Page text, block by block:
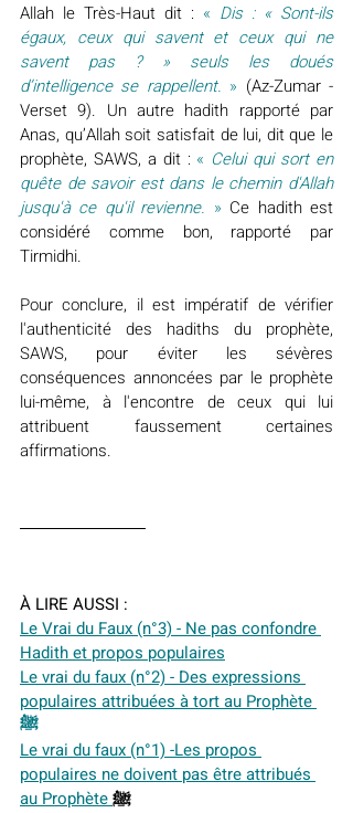
Allah le Très-Haut dit : « Dis : « Sont-ils
égaux, ceux qui savent et ceux qui ne
savent pas ? » seuls les doués
d’intelligence se rappellent. » (Az-Zumar -
Verset 9). Un autre hadith rapporté par
Anas, qu’Allah soit satisfait de lui, dit que le
prophète, SAWS, a dit : « Celui qui sort en
quête de savoir est dans le chemin d'Allah
jusqu'à ce qu'il revienne. » Ce hadith est
considéré comme bon, rapporté par
Tirmidhi.
Pour conclure, il est impératif de vérifier
l'authenticité des hadiths du prophète,
SAWS, pour éviter les sévères
conséquences annoncées par le prophète
lui-même, à l'encontre de ceux qui lui
attribuent faussement certaines
affirmations.
À LIRE AUSSI :
Le Vrai du Faux (n°3) - Ne pas confondre
Hadith et propos populaires
Le vrai du faux (n°2) - Des expressions
populaires attribuées à tort au Prophète
ﷺ
Le vrai du faux (n°1) -Les propos
populaires ne doivent pas être attribués
au Prophète ﷺ